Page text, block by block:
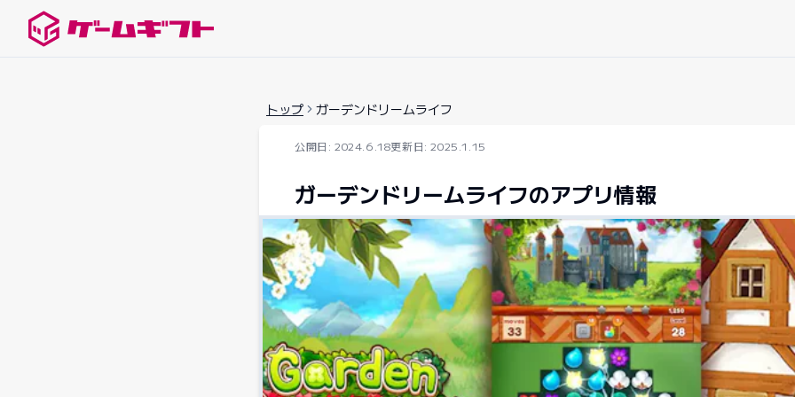
トップ ガーデンドリームライフ
公開日: 2024.6.18更新日: 2025.1.15
ガーデンドリームライフのアプリ情報